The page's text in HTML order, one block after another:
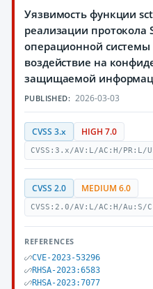
Уязвимость функции
реализации протокола
операционной
воздействие на
защищаемой
PUBLISHED: 2026-03-03
CVSS 3.x HIGH 7.0
CVSS:3.x/AV:L/AC:H/
CVSS 2.0 MEDIUM 6.0
CVSS:2.0/AV:L/AC:H/Au:S/
REFERENCES
CVE-2023-53296
RHSA-2023:6583
RHSA-2023:7077